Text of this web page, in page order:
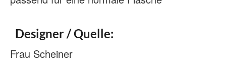
Designer / Quelle:
Frau Scheiner